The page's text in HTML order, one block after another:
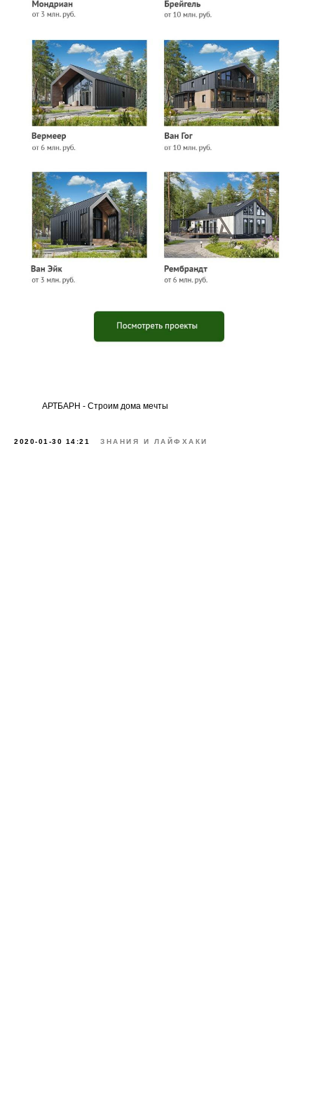
АРТБАРН - Строим дома мечты
2020-01-30 14:21 ЗНАНИЯ И ЛАЙФХАКИ